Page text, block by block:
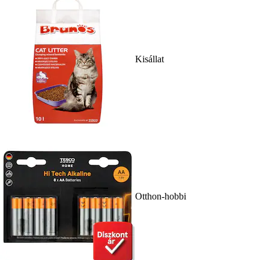
Kisállat
Otthon-hobbi